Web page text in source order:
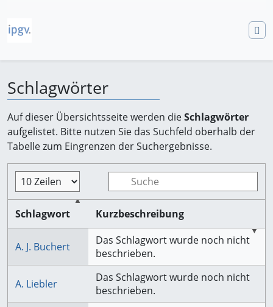
Schlagwörter
Wechseln zu:Navigation,Suche
Auf dieser Übersichtsseite werden dieSchlagwörter
aufgelistet. Bitte nutzen Sie das Suchfeld oberhalb der
Tabelle zum Eingrenzen der Suchergebnisse.
Schlagwort Kurzbeschreibung
A. J. Buchert
Das Schlagwort wurde noch nicht
beschrieben.
A. Liebler
Das Schlagwort wurde noch nicht
beschrieben.